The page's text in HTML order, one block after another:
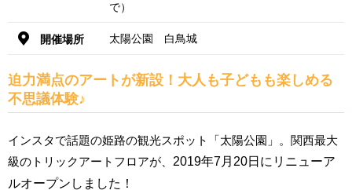
で）
開催場所 太陽公園 白鳥城
迫力満点のアートが新設！大人も子どもも楽しめる
不思議体験♪
インスタで話題の姫路の観光スポット「太陽公園」。関西最大
級のトリックアートフロアが、 2019年7月20日にリニューア
ルオープンしました！